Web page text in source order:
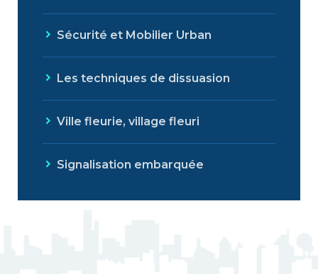
Sécurité et Mobilier Urban
Les techniques de dissuasion
Ville fleurie, village fleuri
Signalisation embarquée